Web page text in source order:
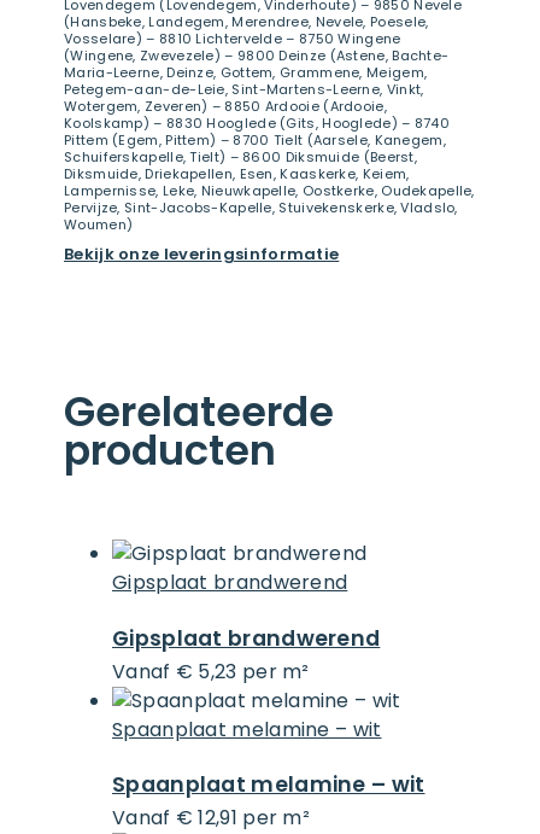
Lovendegem (Lovendegem, Vinderhoute) – 9850 Nevele
(Hansbeke, Landegem, Merendree, Nevele, Poesele,
Vosselare) – 8810 Lichtervelde – 8750 Wingene
(Wingene, Zwevezele) – 9800 Deinze (Astene, Bachte-
Maria-Leerne, Deinze, Gottem, Grammene, Meigem,
Petegem-aan-de-Leie, Sint-Martens-Leerne, Vinkt,
Wotergem, Zeveren) – 8850 Ardooie (Ardooie,
Koolskamp) – 8830 Hooglede (Gits, Hooglede) – 8740
Pittem (Egem, Pittem) – 8700 Tielt (Aarsele, Kanegem,
Schuiferskapelle, Tielt) – 8600 Diksmuide (Beerst,
Diksmuide, Driekapellen, Esen, Kaaskerke, Keiem,
Lampernisse, Leke, Nieuwkapelle, Oostkerke, Oudekapelle,
Pervijze, Sint-Jacobs-Kapelle, Stuivekenskerke, Vladslo,
Woumen)
Bekijk onze leveringsinformatie
Gerelateerde
producten
Gipsplaat brandwerend
Gipsplaat brandwerend
vanaf € 5,23 per m²
Spaanplaat melamine – wit
Spaanplaat melamine – wit
vanaf € 12,91 per m²